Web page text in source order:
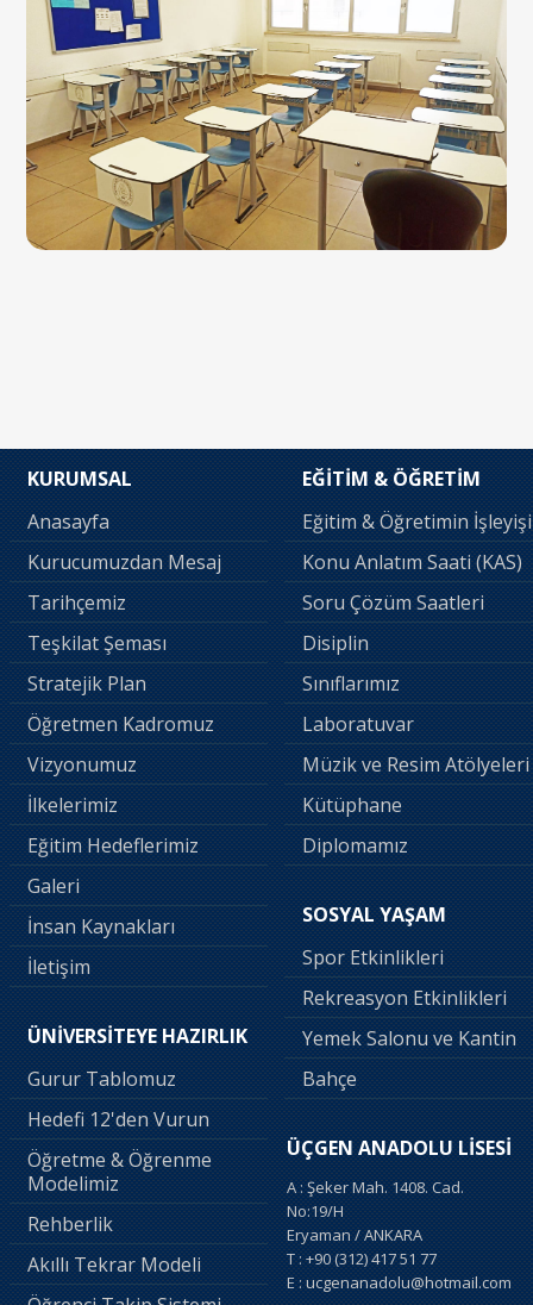
KURUMSAL
Anasayfa
Kurucumuzdan Mesaj
Tarihçemiz
Teşkilat Şeması
Stratejik Plan
Öğretmen Kadromuz
Vizyonumuz
İlkelerimiz
Eğitim Hedeflerimiz
Galeri
İnsan Kaynakları
İletişim
ÜNİVERSİTEYE HAZIRLIK
Gurur Tablomuz
Hedefi 12'den Vurun
Öğretme & Öğrenme
Modelimiz
Rehberlik
Akıllı Tekrar Modeli
EĞİTİM & ÖĞRETİM
Eğitim & Öğretimin İşleyişi
Konu Anlatım Saati (KAS)
Soru Çözüm Saatleri
Disiplin
Sınıflarımız
Laboratuvar
Müzik ve Resim Atölyeleri
Kütüphane
Diplomamız
SOSYAL YAŞAM
Spor Etkinlikleri
Rekreasyon Etkinlikleri
Yemek Salonu ve Kantin
Bahçe
ÜÇGEN ANADOLU LİSESİ
A : Şeker Mah. 1408. Cad.
No:19/H
Eryaman / ANKARA
T : +90 (312) 417 51 77
E : ucgenanadolu@hotmail.com